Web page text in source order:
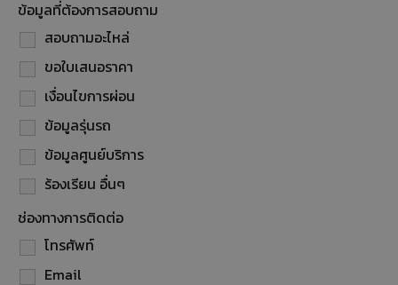
ข้อมูลที่ต้องการสอบถาม
สอบถามอะไหล่
ขอใบเสนอราคา
เงื่อนไขการผ่อน
ข้อมูลรุ่นรถ
ข้อมูลศูนย์บริการ
ร้องเรียน อื่นๆ
ช่องทางการติดต่อ
โทรศัพท์
Email